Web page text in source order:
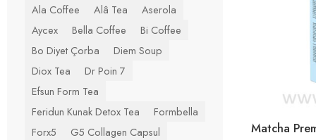
Ala Coffee Alâ Tea
Aserola
Aycex
Bella Coffee
Bi Coffee
Bo Diyet Çorba
Diem Soup
Diox Tea
Dr Poin 7
Efsun Form Tea
Feridun Kunak Detox Tea
Formbella
Forx5
G5 Collagen Capsul